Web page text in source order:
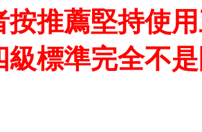
按推薦堅持使
級標準完全不